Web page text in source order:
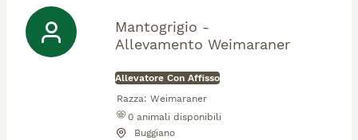
Italiani, internazionali ed esteri.
Mantogrigio -
Allevamento Weimaraner
Allevatore Con Affisso
Razza: Weimaraner
0 animali disponibili
Buggiano